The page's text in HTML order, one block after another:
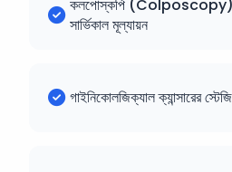
কলপোস্কপি
সার্ভিকাল মূল্যায়ন
গাইনিকোলজিক্যাল ক্যান্সারের